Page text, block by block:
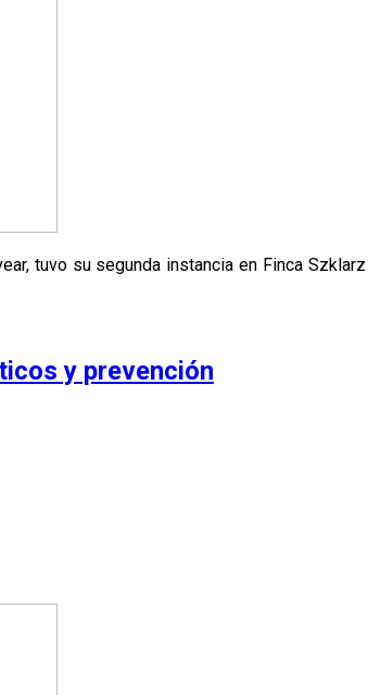
tuvo su segunda instancia en Finca
y prevención